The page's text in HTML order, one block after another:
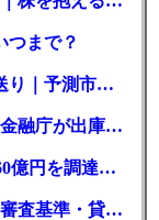
つまで？
米仮想通貨重要法案の採決、9月へ先送り｜予測市場の成立確率は14%に
仮想通貨は購入後すぐ送れなくなる？金融庁が出庫制限を要請
ステーブルコインJPYC発行元が累計60億円を調達、物流大手も出資参画
消費者金融いつもは怪しい？口コミと審査基準・貸付条件を調査